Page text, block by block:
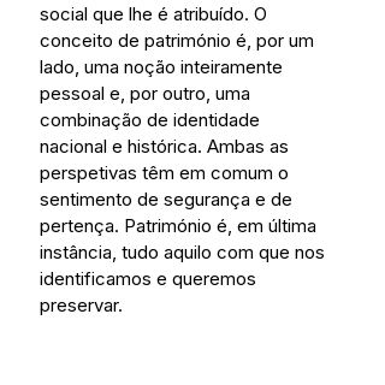
social que lhe é atribuído. O
conceito de património é, por um
lado, uma noção inteiramente
pessoal e, por outro, uma
combinação de identidade
nacional e histórica. Ambas as
perspetivas têm em comum o
sentimento de segurança e de
pertença. Património é, em última
instância, tudo aquilo com que nos
identificamos e queremos
preservar.